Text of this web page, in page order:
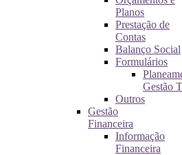
Planos
Prestação de
Contas
Balanço Social
Formulários
Gestão
Outros
Gestão
Financeira
Informação
Financeira